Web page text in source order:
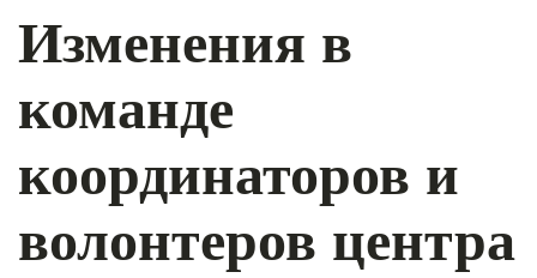
Изменения в
команде
координаторов и
волонтеров центра